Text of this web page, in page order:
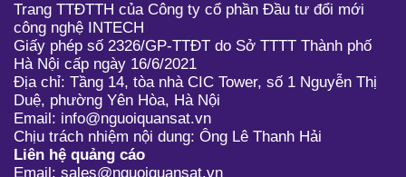
Trang TTĐTTH của Công ty cổ phần Đầu tư đổi mới
công nghệ INTECH
Giấy phép số 2326/GP-TTĐT do Sở TTTT Thành phố
Hà Nội cấp ngày 16/6/2021
Địa chỉ: Tầng 14, tòa nhà CIC Tower, số 1 Nguyễn Thị
Duệ, phường Yên Hòa, Hà Nội
Email: info@nguoiquansat.vn
Chịu trách nhiệm nội dung: Ông Lê Thanh Hải
Liên hệ quảng cáo
Email: sales@nguoiquansat.vn